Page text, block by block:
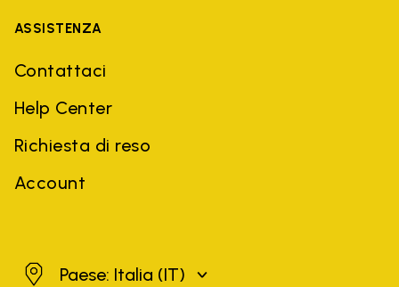
ASSISTENZA
Contattaci
Help Center
Richiesta di reso
Account
Italia Paese: Italia (IT)